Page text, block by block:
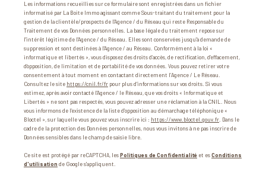
Les informations recueillies sur ce formulaire sont enregistrées dans un fichier
informatisé par La Boite Immo agissant comme Sous-traitant du traitement pour la
gestion de la clientèle/prospects de l'Agence / du Réseau qui reste Responsable du
Traitement de vos Données personnelles. La base légale du traitement repose sur
l'intérêt légitime de l'Agence / du Réseau. Elles sont conservées jusqu'à demande de
suppression et sont destinées à l'Agence / au Réseau. Conformément à la loi «
informatique et libertés », vous disposez des droits d’accès, de rectification, d’effacement,
d’opposition, de limitation et de portabilité de vos données. Vous pouvez retirer votre
consentement à tout moment en contactant directement l’Agence / Le Réseau.
Consultez le site https://cnil.fr/fr pour plus d’informations sur vos droits. Si vous
estimez, après avoir contacté l'Agence / le Réseau, que vos droits « Informatique et
Libertés » ne sont pas respectés, vous pouvez adresser une réclamation à la CNIL. Nous
vous informons de l’existence de la liste d'opposition au démarchage téléphonique «
Bloctel », sur laquelle vous pouvez vous inscrire ici : https://www.bloctel.gouv.fr . Dans le
cadre de la protection des Données personnelles, nous vous invitons à ne pas inscrire de
Données sensibles dans le champ de saisie libre.
Ce site est protégé par reCAPTCHA, lesPolitiques de Confidentialité et esConditions
d'utilisation de Google s'appliquent.